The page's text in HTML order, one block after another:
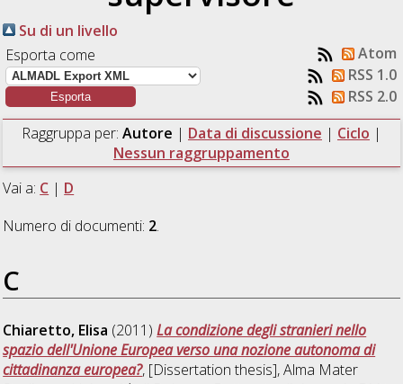
Su di un livello
Esporta come
Atom
RSS 1.0
RSS 2.0
Raggruppa per: Autore | Data di discussione | Ciclo |
Nessun raggruppamento
Vai a: C | D
Numero di documenti: 2.
C
Chiaretto, Elisa (2011)La condizione degli stranieri nello
spazio dell'Unione Europea verso una nozione autonoma di
cittadinanza europea?, [Dissertation thesis], Alma Mater